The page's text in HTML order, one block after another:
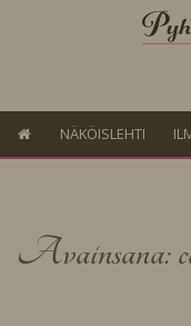
NÄKÖISLEHTI
Avainsana: